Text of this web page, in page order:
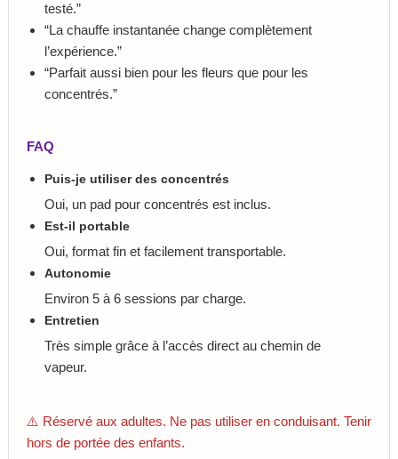
testé.”
“La chauffe instantanée change complètement
l’expérience.”
“Parfait aussi bien pour les fleurs que pour les
concentrés.”
FAQ
Puis-je utiliser des concentrés
Oui, un pad pour concentrés est inclus.
Est-il portable
Oui, format fin et facilement transportable.
Autonomie
Environ 5 à 6 sessions par charge.
Entretien
Très simple grâce à l’accès direct au chemin de
vapeur.
⚠️ Réservé aux adultes. Ne pas utiliser en conduisant. Tenir
hors de portée des enfants.